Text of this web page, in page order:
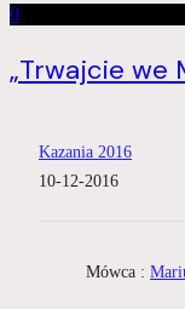
0
„Trwajcie we
Kazania 2016
10-12-2016
Mówca :